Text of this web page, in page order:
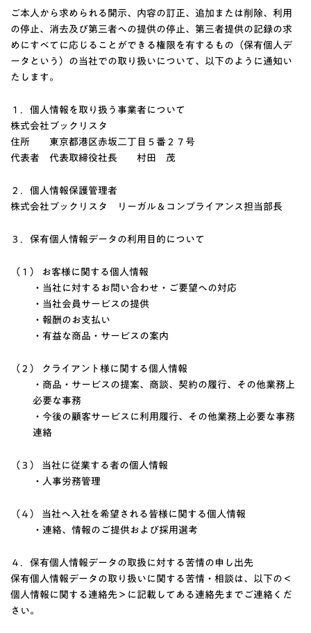
ご本人から求められる開示、内容の訂正、追加または削除、利用
の停止、消去及び第三者への提供の停止、第三者提供の記録の求
めにすべてに応じることができる権限を有するもの（保有個人デ
ータという）の当社での取り扱いについて、以下のように通知い
たします。
１．個人情報を取り扱う事業者について
株式会社ブックリスタ
住所 東京都港区赤坂二丁目５番２７号
代表者 代表取締役社長 村田 茂
２．個人情報保護管理者
株式会社ブックリスタ リーガル＆コンプライアンス担当部長
３．保有個人情報データの利用目的について
（１） お客様に関する個人情報
・当社に対するお問い合わせ・ご要望への対応
・当社会員サービスの提供
・報酬のお支払い
・有益な商品・サービスの案内
（２） クライアント様に関する個人情報
・商品・サービスの提案、商談、契約の履行、その他業務上
必要な事務
・今後の顧客サービスに利用履行、その他業務上必要な事務
連絡
（３） 当社に従業する者の個人情報
・人事労務管理
（４） 当社へ入社を希望される皆様に関する個人情報
・連絡、情報のご提供および採用選考
４．保有個人情報データの取扱に対する苦情の申し出先
保有個人情報データの取り扱いに関する苦情・相談は、以下の＜
個人情報に関する連絡先＞に記載してある連絡先までご連絡くだ
さい。